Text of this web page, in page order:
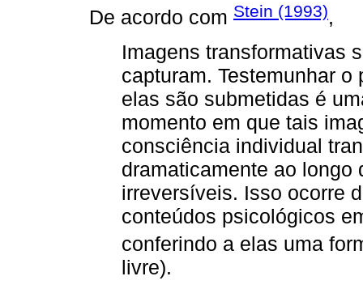
De acordo com Stein (1993),
Imagens transformativas
capturam. Testemunhar
elas são submetidas é
momento em que tais
consciência individual
dramaticamente ao longo
irreversíveis. Isso ocorre
conteúdos psicológicos
conferindo a elas uma
livre).